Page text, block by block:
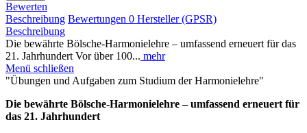
Bewerten
Beschreibung Bewertungen 0 Hersteller (GPSR)
Beschreibung
Die bewährte Bölsche-Harmonielehre – umfassend erneuert für das
21. Jahrhundert Vor über 100... mehr
Menü schließen
"Übungen und Aufgaben zum Studium der Harmonielehre"
Die bewährte Bölsche-Harmonielehre – umfassend erneuert für
das 21. Jahrhundert